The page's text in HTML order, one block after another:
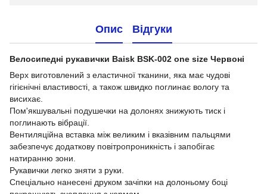
Опис Відгуки
Велосипедні рукавички Baisk BSK-002 one size Червоні
Верх виготовлений з еластичної тканини, яка має чудові
гігієнічні властивості, а також швидко поглинає вологу та
висихає.
Пом'якшувальні подушечки на долонях знижують тиск і
поглинають вібрації.
Вентиляційна вставка між великим і вказівним пальцями
забезпечує додаткову повітропроникність і запобігає
натиранню зони.
Рукавички легко зняти з руки.
Спеціально нанесені друком зачіпки на долоньому боці